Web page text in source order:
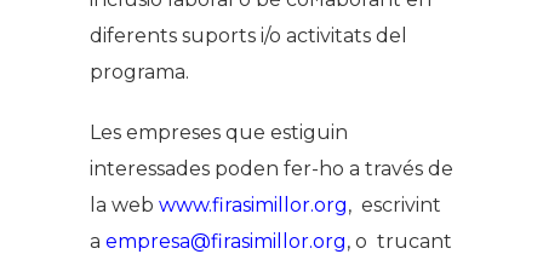
diferents suports i/o activitats del
programa.
Les empreses que estiguin
interessades poden fer-ho a través de
la web www.firasimillor.org, escrivint
a empresa@firasimillor.org, o trucant